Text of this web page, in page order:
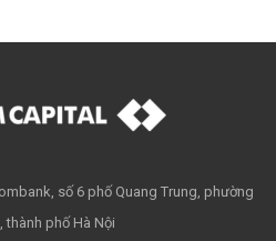
số 6 phố Quang Trung, phường
thành phố Hà Nội